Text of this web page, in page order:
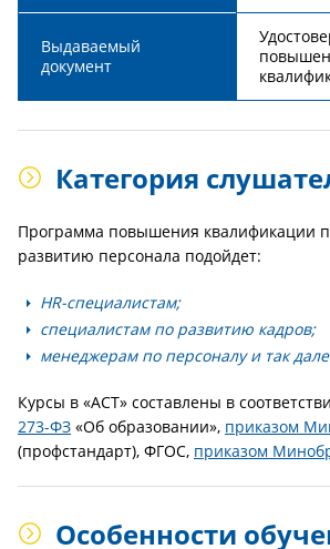
Выдаваемый
документ
Категория
Программа повышения квалификации
развитию персонала подойдет:
HR-специалистам;
специалистам по развитию кадров;
менеджерам по персоналу и так
Курсы в «АСТ» составлены в
273-ФЗ «Об образовании», приказом
(профстандарт), ФГОС, приказом
Особенности